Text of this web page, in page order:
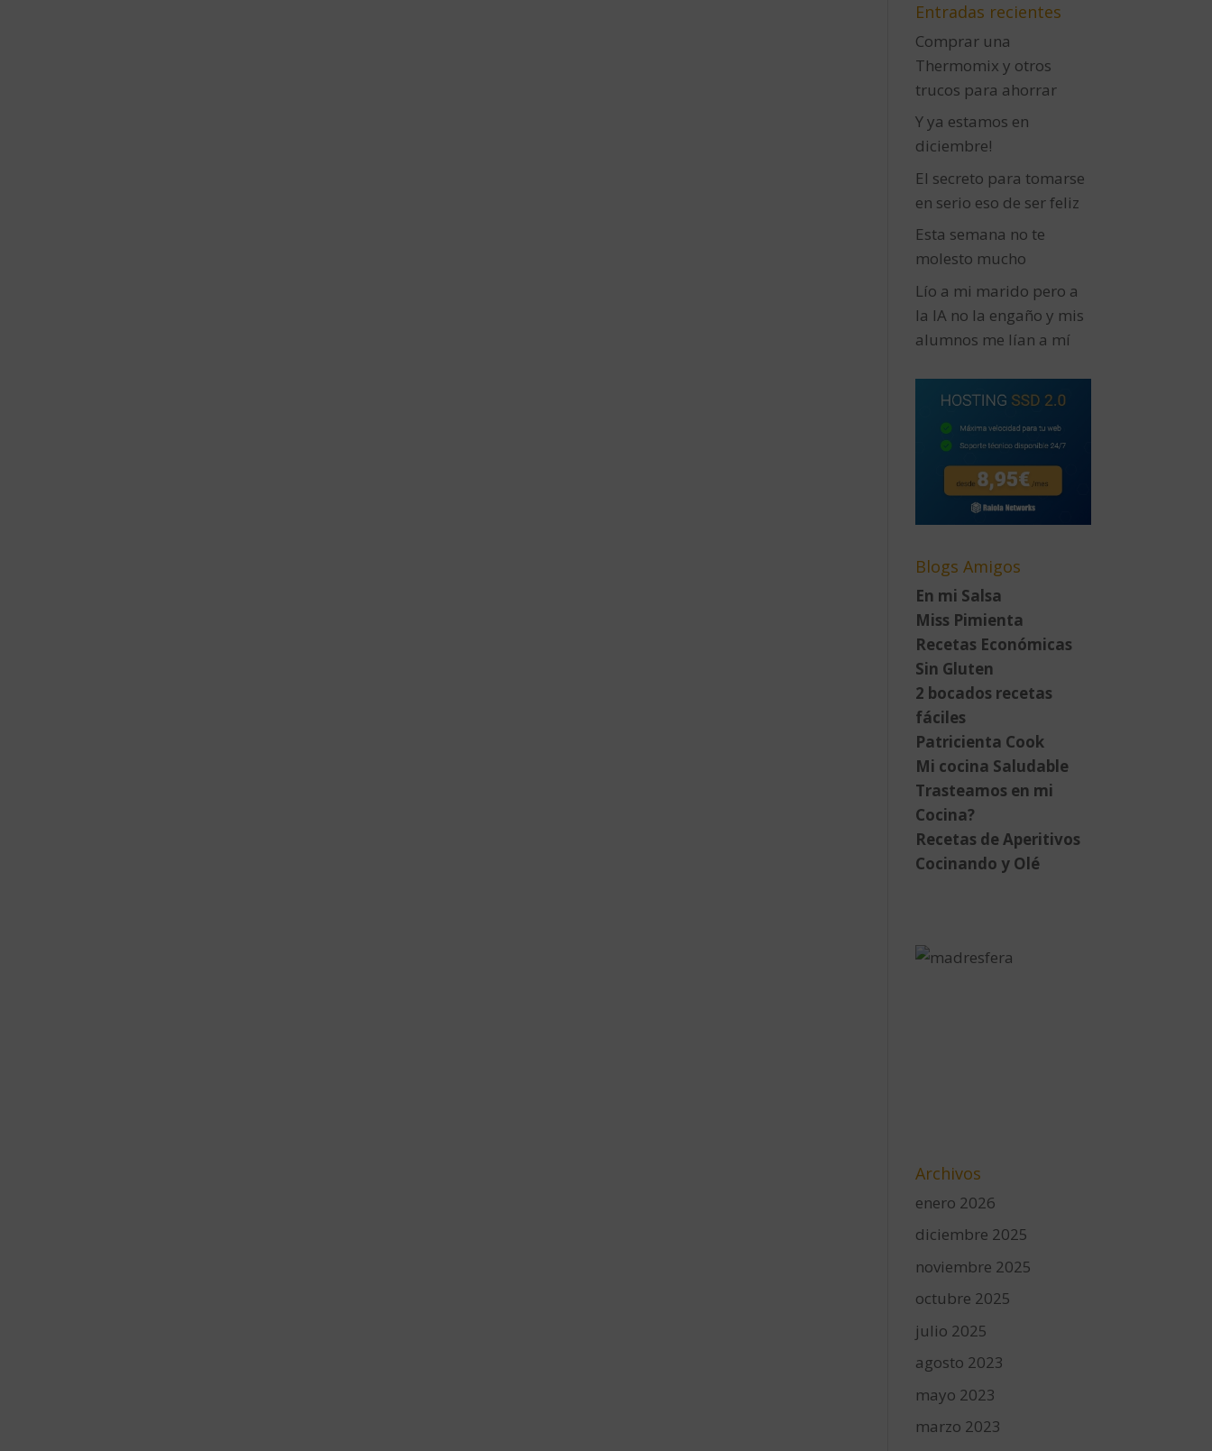
Entradas recientes
Comprar una
Thermomix y otros
trucos para ahorrar
Y ya estamos en
diciembre!
El secreto para tomarse
en serio eso de ser feliz
Esta semana no te
molesto mucho
Lío a mi marido pero a
la IA no la engaño y mis
alumnos me lían a mí
Blogs Amigos
En mi Salsa
Miss Pimienta
Recetas Económicas
Sin Gluten
2 bocados recetas
fáciles
Patricienta Cook
Mi cocina Saludable
Trasteamos en mi
Cocina?
Recetas de Aperitivos
Cocinando y Olé
Archivos
enero 2026
diciembre 2025
noviembre 2025
octubre 2025
julio 2025
agosto 2023
mayo 2023
marzo 2023